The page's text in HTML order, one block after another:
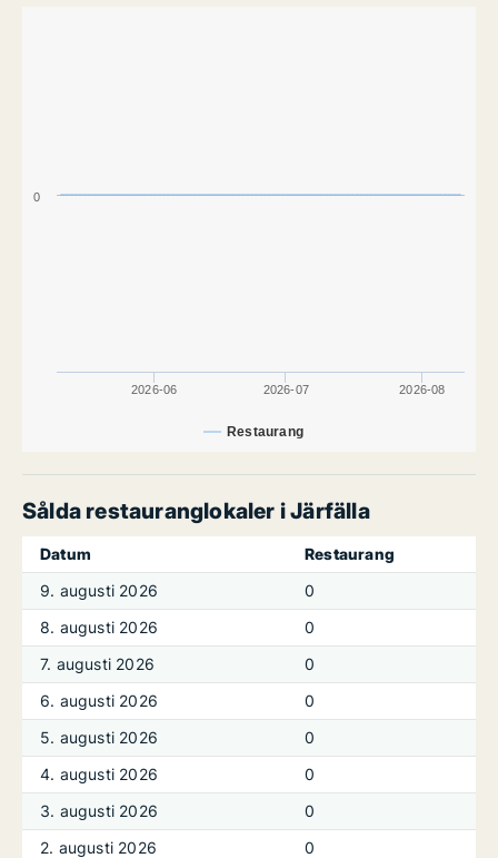
Restaurang
2026-06 2026-07 2026-08
0
Sålda restauranglokaler i Järfälla
Datum
Restaurang
9. augusti 2026
0
8. augusti 2026
0
7. augusti 2026
0
6. augusti 2026
0
5. augusti 2026
0
4. augusti 2026
0
3. augusti 2026
0
2. augusti 2026
0